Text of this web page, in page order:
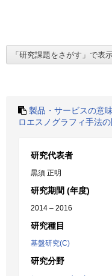
製品・サービスの意
ロエスノグラフィ手法
研究代表者
黒須 正明
研究期間 (年度)
2014 – 2016
研究種目
基盤研究(C)
研究分野